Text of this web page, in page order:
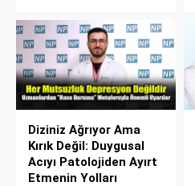
Diziniz Ağrıyor Ama
Kırık Değil: Duygusal
Acıyı Patolojiden Ayırt
Etmenin Yolları